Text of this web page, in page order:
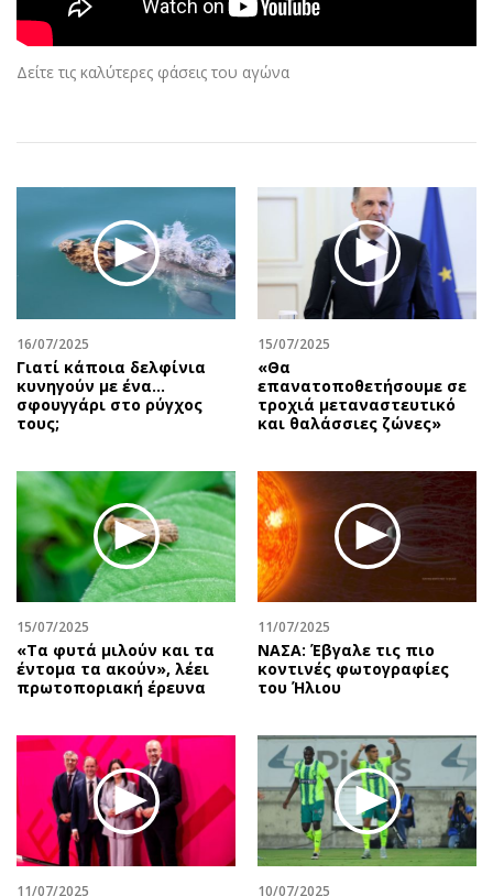
Αθλητισμός
Κύπρος
Ελλάδα
Κληρώσεις Allwyn
Real Estate
Επιχειρήσεις
Money Review
AstroBank Properties
Trends
Ενέργεια
Ναυτιλία
Περιβάλλον
Ελλάδα
Κόσμος
Παράξενα
Πολιτισμός
Σινεμά
Θέατρο-Χορός
Εικαστικά
Βιβλίο
Χειρόγραφα
Geek
Νέα
Κινητά-tablets
Αυτοκίνηση
Οικονομία
Γενικά
Αναδρομές
Πρόσωπα
Περιβάλλον
Good Life
Γυναίκα
Showbiz
Ταξίδια
Συνταγές
Έξοδος
Media
Εκπομπές
Wine routes
Podcasts
Προσφορές
Προσωπικότητες στην ''Κ''
Επιστολές
Δείτε τις καλύτερες φάσεις του αγώνα
16/07/2025
Γιατί κάποια δελφίνια
κυνηγούν με ένα…
σφουγγάρι στο ρύγχος
τους;
15/07/2025
«Θα
επανατοποθετήσουμε σε
τροχιά μεταναστευτικό
και θαλάσσιες ζώνες»
15/07/2025
«Tα φυτά μιλούν και τα
έντομα τα ακούν», λέει
πρωτοποριακή έρευνα
11/07/2025
ΝΑΣΑ: Έβγαλε τις πιο
κοντινές φωτογραφίες
του Ήλιου
11/07/2025 10/07/2025